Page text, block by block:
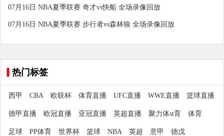
07月16日 NBA夏季联赛 奇才vs快船 全场录像回放
07月16日 NBA夏季联赛 步行者vs森林狼 全场录像回放
热门标签
西甲 CBA 欧联杯 体育直播 UFC直播 WWE直播 篮球直播
德甲直播 欧冠直播 亚冠直播 英超直播 聚力体st育 体育
足球 PP体育 世界杯 篮球 NBA 英超 意甲 德戊